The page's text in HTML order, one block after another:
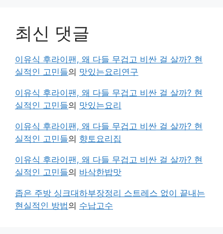
최신 댓글
이유식 후라이팬, 왜 다들 무겁고 비싼 걸 살까? 현
실적인 고민들의 맛있는요리연구
이유식 후라이팬, 왜 다들 무겁고 비싼 걸 살까? 현
실적인 고민들의 맛있는요리
이유식 후라이팬, 왜 다들 무겁고 비싼 걸 살까? 현
실적인 고민들의 향토요리집
이유식 후라이팬, 왜 다들 무겁고 비싼 걸 살까? 현
실적인 고민들의 바삭한밥맛
좁은 주방 싱크대하부장정리 스트레스 없이 끝내는
현실적인 방법의 수납고수